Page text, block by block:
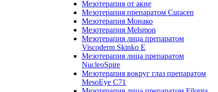
Мезотерапия от акне
Мезотерапия препаратом Curacen
Мезотерапия Монако
Мезотерапия Melsmon
Мезотерапия лица препаратом
Viscoderm Skinko E
Мезотерапия лица препаратом
NucleoSpire
Мезотерапия вокруг глаз препаратом
MesoEye С71